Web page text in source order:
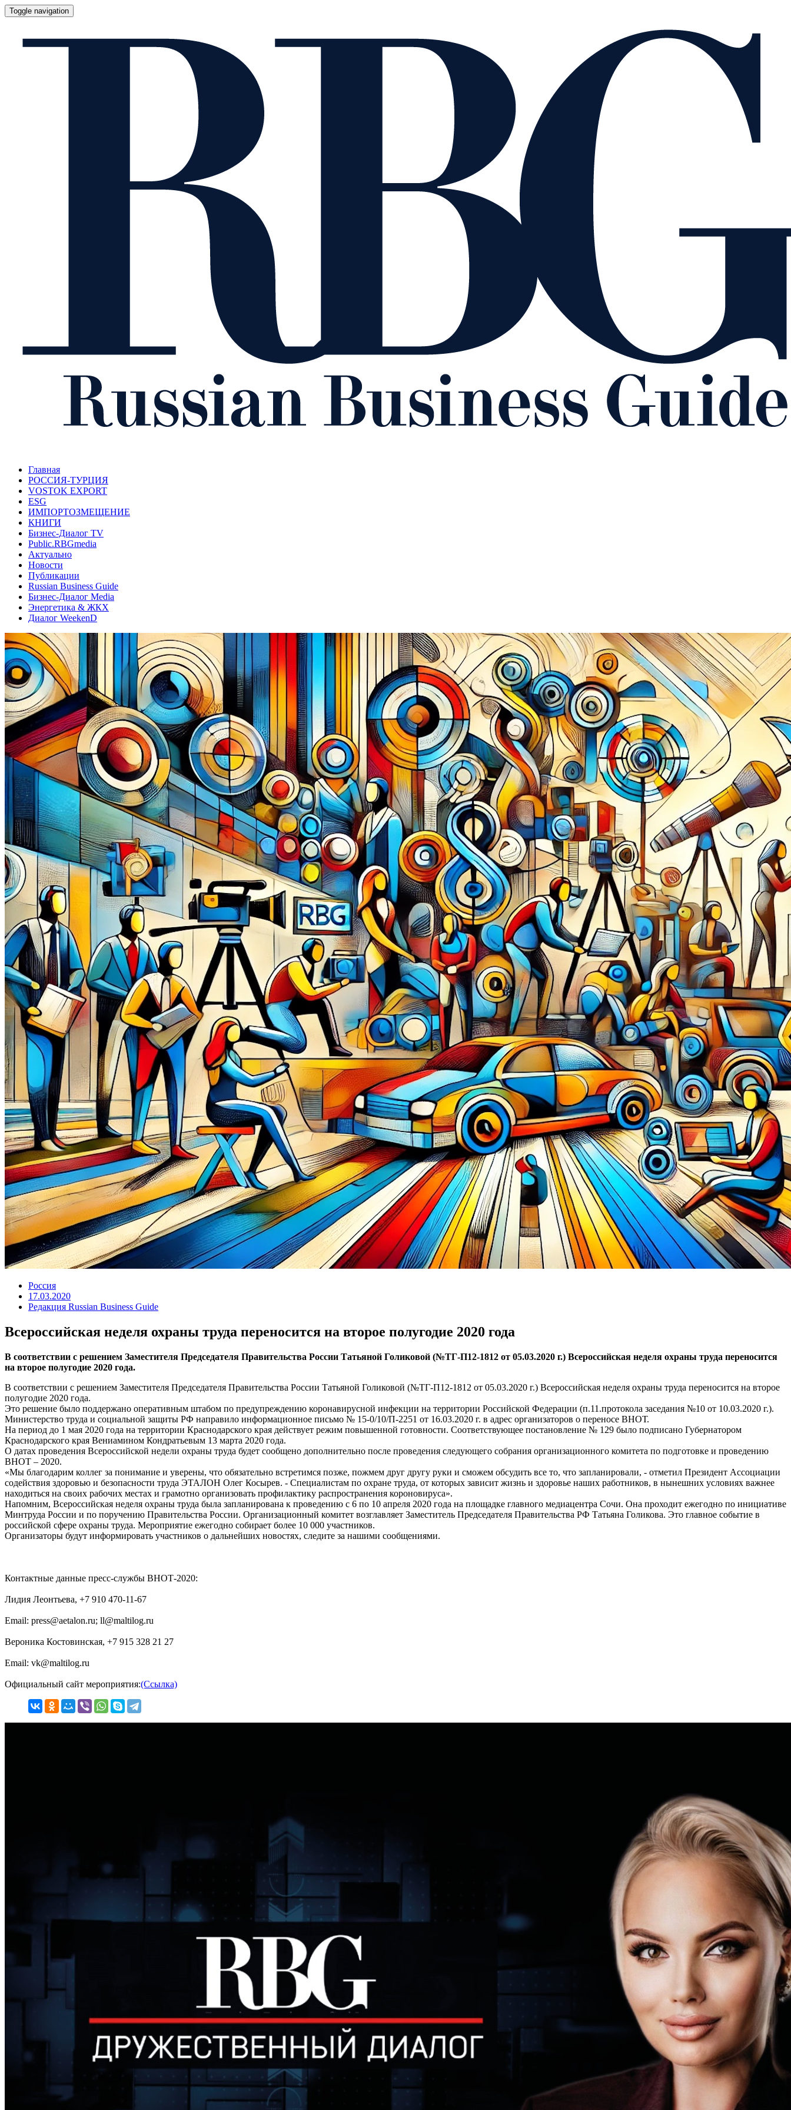
Toggle navigation
Главная
РОССИЯ-ТУРЦИЯ
VOSTOK EXPORT
ESG
ИМПОРТОЗМЕЩЕНИЕ
КНИГИ
Бизнес-Диалог TV
Public.RBGmedia
Актуально
Новости
Публикации
Russian Business Guide
Бизнес-Диалог Media
Энергетика & ЖКХ
Диалог WeekenD
Россия
17.03.2020
Редакция Russian Business Guide
Всероссийская неделя охраны труда переносится на второе полугодие 2020 года
В соответствии с решением Заместителя Председателя Правительства России Татьяной Голиковой (№ТГ-П12-1812 от 05.03.2020 г.) Всероссийская неделя охраны труда переносится
на второе полугодие 2020 года.
В соответствии с решением Заместителя Председателя Правительства России Татьяной Голиковой (№ТГ-П12-1812 от 05.03.2020 г.) Всероссийская неделя охраны труда переносится на второе
полугодие 2020 года.
Это решение было поддержано оперативным штабом по предупреждению коронавирусной инфекции на территории Российской Федерации (п.11.протокола заседания №10 от 10.03.2020 г.).
Министерство труда и социальной защиты РФ направило информационное письмо № 15-0/10/П-2251 от 16.03.2020 г. в адрес организаторов о переносе ВНОТ.
На период до 1 мая 2020 года на территории Краснодарского края действует режим повышенной готовности. Соответствующее постановление № 129 было подписано Губернатором
Краснодарского края Вениамином Кондратьевым 13 марта 2020 года.
О датах проведения Всероссийской недели охраны труда будет сообщено дополнительно после проведения следующего собрания организационного комитета по подготовке и проведению
ВНОТ – 2020.
«Мы благодарим коллег за понимание и уверены, что обязательно встретимся позже, пожмем друг другу руки и сможем обсудить все то, что запланировали, - отметил Президент Ассоциации
содействия здоровью и безопасности труда ЭТАЛОН Олег Косырев. - Специалистам по охране труда, от которых зависит жизнь и здоровье наших работников, в нынешних условиях важнее
находиться на своих рабочих местах и грамотно организовать профилактику распространения короновируса».
Напомним, Всероссийская неделя охраны труда была запланирована к проведению с 6 по 10 апреля 2020 года на площадке главного медиацентра Сочи. Она проходит ежегодно по инициативе
Минтруда России и по поручению Правительства России. Организационный комитет возглавляет Заместитель Председателя Правительства РФ Татьяна Голикова. Это главное событие в
российской сфере охраны труда. Мероприятие ежегодно собирает более 10 000 участников.
Организаторы будут информировать участников о дальнейших новостях, следите за нашими сообщениями.
Контактные данные пресс-службы ВНОТ-2020:
Лидия Леонтьева, +7 910 470-11-67
Email: press@aetalon.ru; ll@maltilog.ru
Вероника Костовинская, +7 915 328 21 27
Email: vk@maltilog.ru
Официальный сайт мероприятия:(Ссылка)